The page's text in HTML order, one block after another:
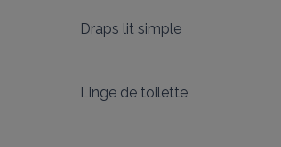
Draps lit simple
Linge de toilette